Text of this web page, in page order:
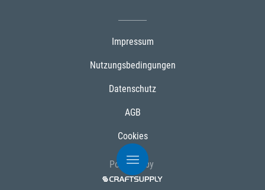
Impressum
Nutzungsbedingungen
Datenschutz
AGB
Cookies
Powered by